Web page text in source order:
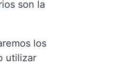
son la
los
utilizar